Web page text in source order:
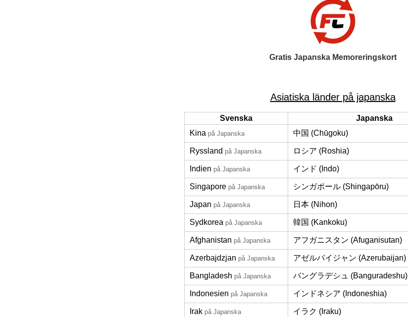
Gratis Japanska Memoreringskort
Asiatiska länder på japanska
Svenska
Japanska
Kina på Japanska 中国 (Chūgoku)
Ryssland på Japanska ロシア (Roshia)
Indien på Japanska インド (Indo)
Singapore på Japanska シンガポール (Shingapōru)
Japan på Japanska 日本 (Nihon)
Sydkorea på Japanska 韓国 (Kankoku)
Afghanistan på Japanska アフガニスタン (Afuganisutan)
Azerbajdzjan på Japanska アゼルバイジャン (Azerubaijan)
Bangladesh på Japanska バングラデシュ (Banguradeshu)
Indonesien på Japanska インドネシア (Indoneshia)
Irak på Japanska イラク (Iraku)